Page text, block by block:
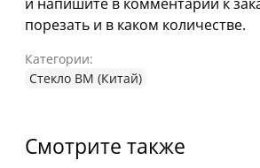
и напишите в комментарии к
порезать и в каком количестве.
Категории:
Стекло ВМ (Китай)
Смотрите также